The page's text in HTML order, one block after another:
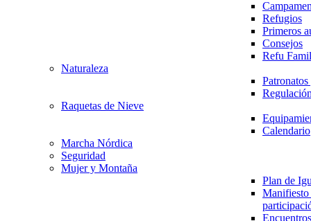
Refugios
Primeros
Consejos
Refu
Naturaleza
Raquetas de Nieve
Calendario
Marcha Nórdica
Seguridad
Mujer y Montaña
Plan de